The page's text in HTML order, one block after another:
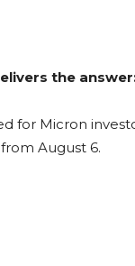
the
for Micron
August 6.